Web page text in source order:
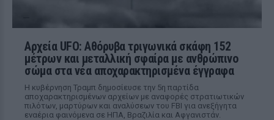
Αρχεία UFO: Αθόρυβα τριγωνικά σκάφη 152
μέτρων και μεταλλική σφαίρα με ανθρώπινο
σώμα στα νέα αποχαρακτηρισμένα έγγραφα
Η κυβέρνηση Τραμπ δημοσίευσε την 5η παρτίδα
αποχαρακτηρισμένων αρχείων με αναφορές στρατιωτικών
πιλότων, μαρτύρων και αναλύσεων του FBI για ανεξήγητα
εναέρια φαινόμενα σε ΗΠΑ, Βραζιλία και Αφγανιστάν.